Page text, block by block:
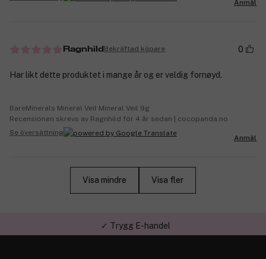
Anmäl
Ragnhild Bekräftad köpare 0
Har likt dette produktet i mange år og er veldig fornøyd.
BareMinerals Mineral Veil Mineral Veil 9g
Recensionen skrevs av Ragnhild för 4 år sedan | cocopanda.no
Se översättning
Anmäl
Visa mindre Visa fler
✓ Trygg E-handel